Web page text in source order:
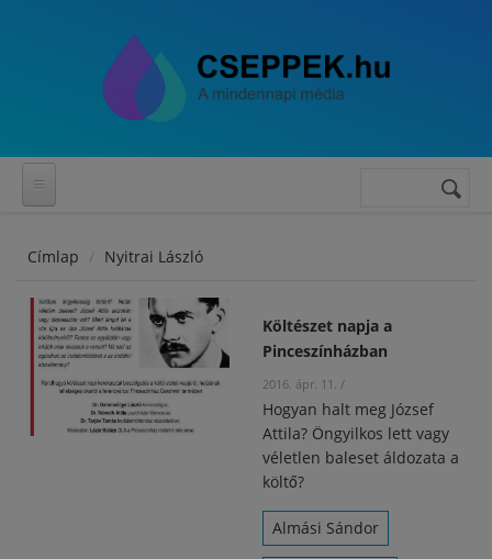
Keresés
Címlap Nyitrai László
Költészet napja a
Pinceszínházban
2016. ápr. 11. /
Hogyan halt meg József
Attila? Öngyilkos lett vagy
véletlen baleset áldozata a
költő?
Almási Sándor